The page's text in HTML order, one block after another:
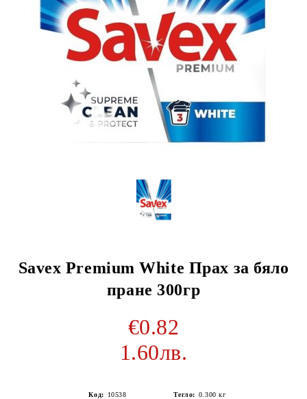
Savex Premium White Прах за бяло
пране 300гр
€0.82
1.60лв.
Код: 10538 Тегло: 0.300 кг